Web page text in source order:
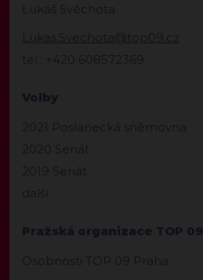
Lukáš Svěchota
Lukas.Svechota@top09.cz
tel.: +420 608572369
Volby
2021 Poslanecká sněmovna
2020 Senát
2019 Senát
další
Pražská organizace TOP 09
Osobnosti TOP 09 Praha